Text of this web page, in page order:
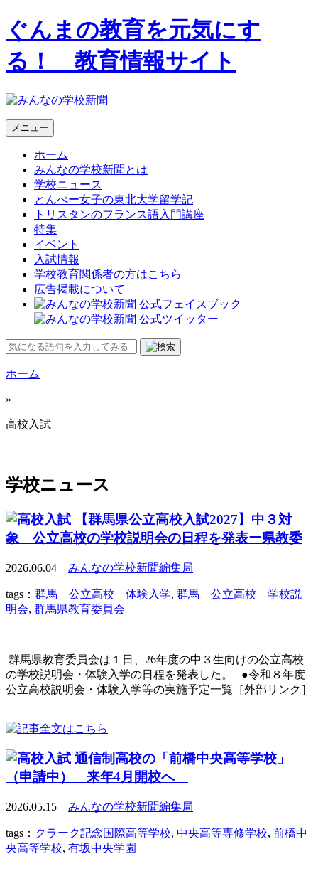
ぐんまの教育を元気にす
る！ 教育情報サイト
メニュー
ホーム
みんなの学校新聞とは
学校ニュース
とんぺー女子の東北大学留学記
トリスタンのフランス語入門講座
特集
イベント
入試情報
学校教育関係者の方はこちら
広告掲載について
ホーム
»
高校入試
学校ニュース
【群馬県公立高校入試2027】中３対
象 公立高校の学校説明会の日程を発表ー県教委
2026.06.04 みんなの学校新聞編集局
tags： 群馬 公立高校 体験入学, 群馬 公立高校 学校説
明会, 群馬県教育委員会
群馬県教育委員会は１日、26年度の中３生向けの公立高校
の学校説明会・体験入学の日程を発表した。 ●令和８年度
公立高校説明会・体験入学等の実施予定一覧［外部リンク］
通信制高校の「前橋中央高等学校」
（申請中） 来年4月開校へ
2026.05.15 みんなの学校新聞編集局
tags： クラーク記念国際高等学校, 中央高等専修学校, 前橋中
央高等学校, 有坂中央学園